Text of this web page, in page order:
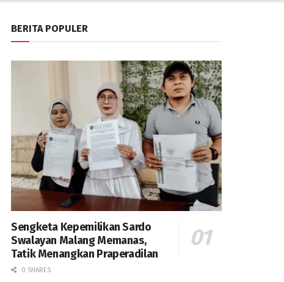
BERITA POPULER
Sengketa Kepemilikan Sardo
Swalayan Malang Memanas,
Tatik Menangkan Praperadilan
0 SHARES